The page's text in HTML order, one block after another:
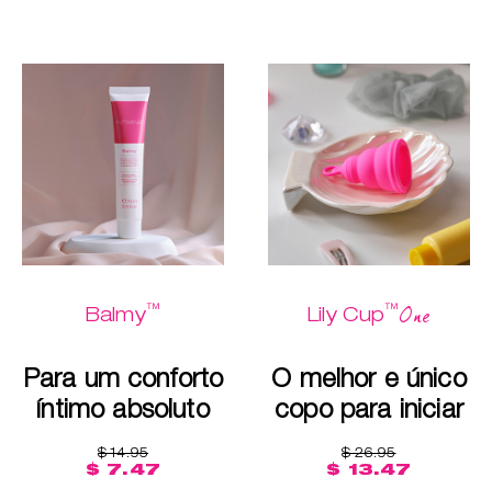
Balmy™
Para um conforto
íntimo absoluto
$ 14.95
$ 7.47
Lily Cup™One
O melhor e único
copo para iniciar
$ 26.95
$ 13.47